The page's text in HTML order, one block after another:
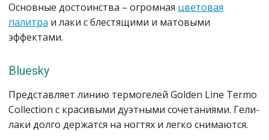
Основные достоинства – огромная цветовая
палитра и лаки с блестящими и матовыми
эффектами.
Bluesky
Представляет линию термогелей Golden Line Termo
Collection с красивыми дуэтными сочетаниями. Гели-
лаки долго держатся на ногтях и легко снимаются.